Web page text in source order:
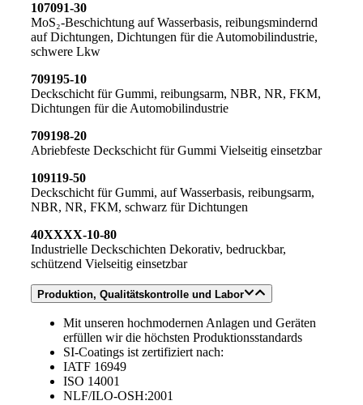
107091-30
MoS₂-Beschichtung auf Wasserbasis, reibungsmindernd
auf Dichtungen, Dichtungen für die Automobilindustrie,
schwere Lkw
709195-10
Deckschicht für Gummi, reibungsarm, NBR, NR, FKM,
Dichtungen für die Automobilindustrie
709198-20
Abriebfeste Deckschicht für Gummi Vielseitig einsetzbar
109119-50
Deckschicht für Gummi, auf Wasserbasis, reibungsarm,
NBR, NR, FKM, schwarz für Dichtungen
40XXXX-10-80
Industrielle Deckschichten Dekorativ, bedruckbar,
schützend Vielseitig einsetzbar
Produktion, Qualitätskontrolle und Labor
Mit unseren hochmodernen Anlagen und Geräten
erfüllen wir die höchsten Produktionsstandards
SI-Coatings ist zertifiziert nach:
IATF 16949
ISO 14001
NLF/ILO-OSH:2001